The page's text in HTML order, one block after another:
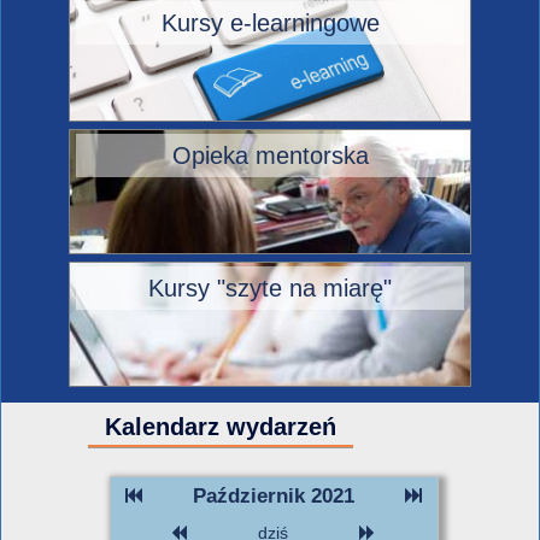
Kursy e-learningowe
Opieka mentorska
Kursy "szyte na miarę"
Kalendarz wydarzeń
Październik 2021
dziś